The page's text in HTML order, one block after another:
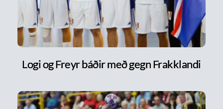
Logi og Freyr báðir með gegn Frakklandi